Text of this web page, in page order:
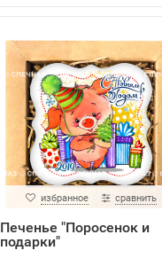
избранное сравнить
Печенье "Поросенок и
подарки"